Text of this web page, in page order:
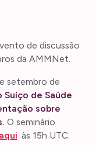
de discussão
da AMMNet.
setembro de
Suíço de Saúde
sobre
O seminário
aqui às 15h UTC.